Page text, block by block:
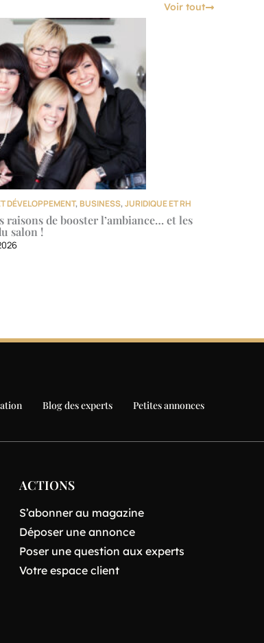
Voir tout
DÉVELOPPEMENT, BUSINESS,JURIDIQUE ET RH
raisons de booster l’ambiance… et les
salon !
Blog des experts Petites annonces
ACTIONS
S’abonner au magazine
Déposer une annonce
Poser une question aux experts
Votre espace client